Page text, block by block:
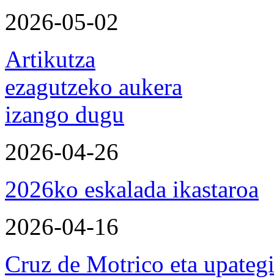
2026-05-02
Artikutza
ezagutzeko aukera
izango dugu
2026-04-26
2026ko eskalada ikastaroa
2026-04-16
Cruz de Motrico eta